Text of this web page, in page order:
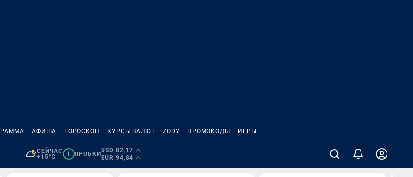
АФИША ГОРОСКОП КУРСЫ ВАЛЮТ ZODY ПРОМОКОДЫ ИГРЫ
СЕЙЧАС
+15°C
1 ПРОБКИ
USD 82,17
EUR 94,84